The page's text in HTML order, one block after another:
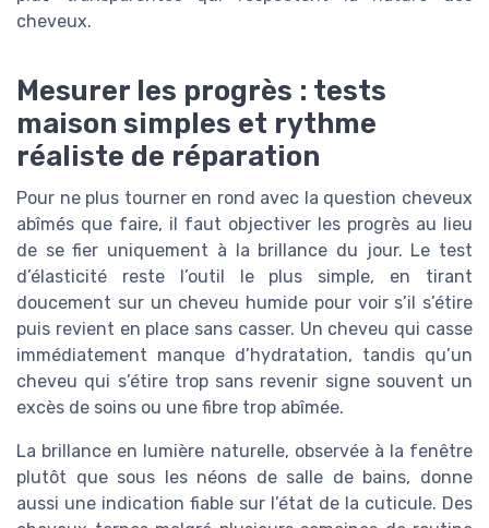
cheveux.
Mesurer les progrès : tests
maison simples et rythme
réaliste de réparation
Pour ne plus tourner en rond avec la question cheveux
abîmés que faire, il faut objectiver les progrès au lieu
de se fier uniquement à la brillance du jour. Le test
d’élasticité reste l’outil le plus simple, en tirant
doucement sur un cheveu humide pour voir s’il s’étire
puis revient en place sans casser. Un cheveu qui casse
immédiatement manque d’hydratation, tandis qu’un
cheveu qui s’étire trop sans revenir signe souvent un
excès de soins ou une fibre trop abîmée.
La brillance en lumière naturelle, observée à la fenêtre
plutôt que sous les néons de salle de bains, donne
aussi une indication fiable sur l’état de la cuticule. Des